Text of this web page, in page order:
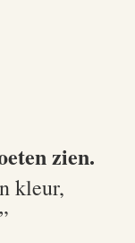
zien.
kleur,